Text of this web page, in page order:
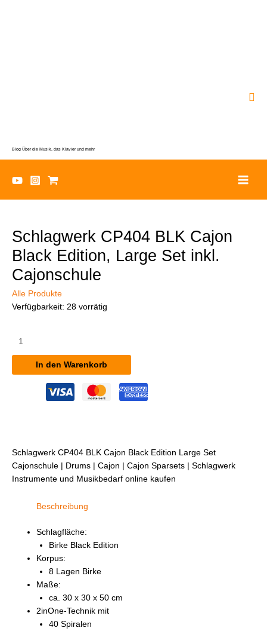
Blog Über die Musik, das Klavier und mehr
Schlagwerk CP404 BLK Cajon
Black Edition, Large Set inkl.
Cajonschule
Alle Produkte
Verfügbarkeit: 28 vorrätig
CP404
Cajon
Cajonschule
Menge
In den Warenkorb
Schlagwerk CP404 BLK Cajon Black Edition Large Set
Cajonschule | Drums | Cajon | Cajon Sparsets | Schlagwerk
Instrumente und Musikbedarf online kaufen
Beschreibung
Schlagfläche:
Birke Black Edition
Korpus:
8 Lagen Birke
Maße:
ca. 30 x 30 x 50 cm
2inOne-Technik mit
40 Spiralen